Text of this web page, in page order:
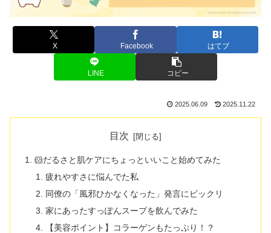
X Facebook はてブ
LINE コピー
2025.06.09 2025.11.22
目次
🐹だるさと肌ケアにちょっといいこと始めてみた
疲れやすさに悩んでた私
同僚の「風邪ひかなくなった」発言にビックリ
家にあったすっぽんスープを飲んでみた
【美容ポイント】コラーゲンもたっぷり！？